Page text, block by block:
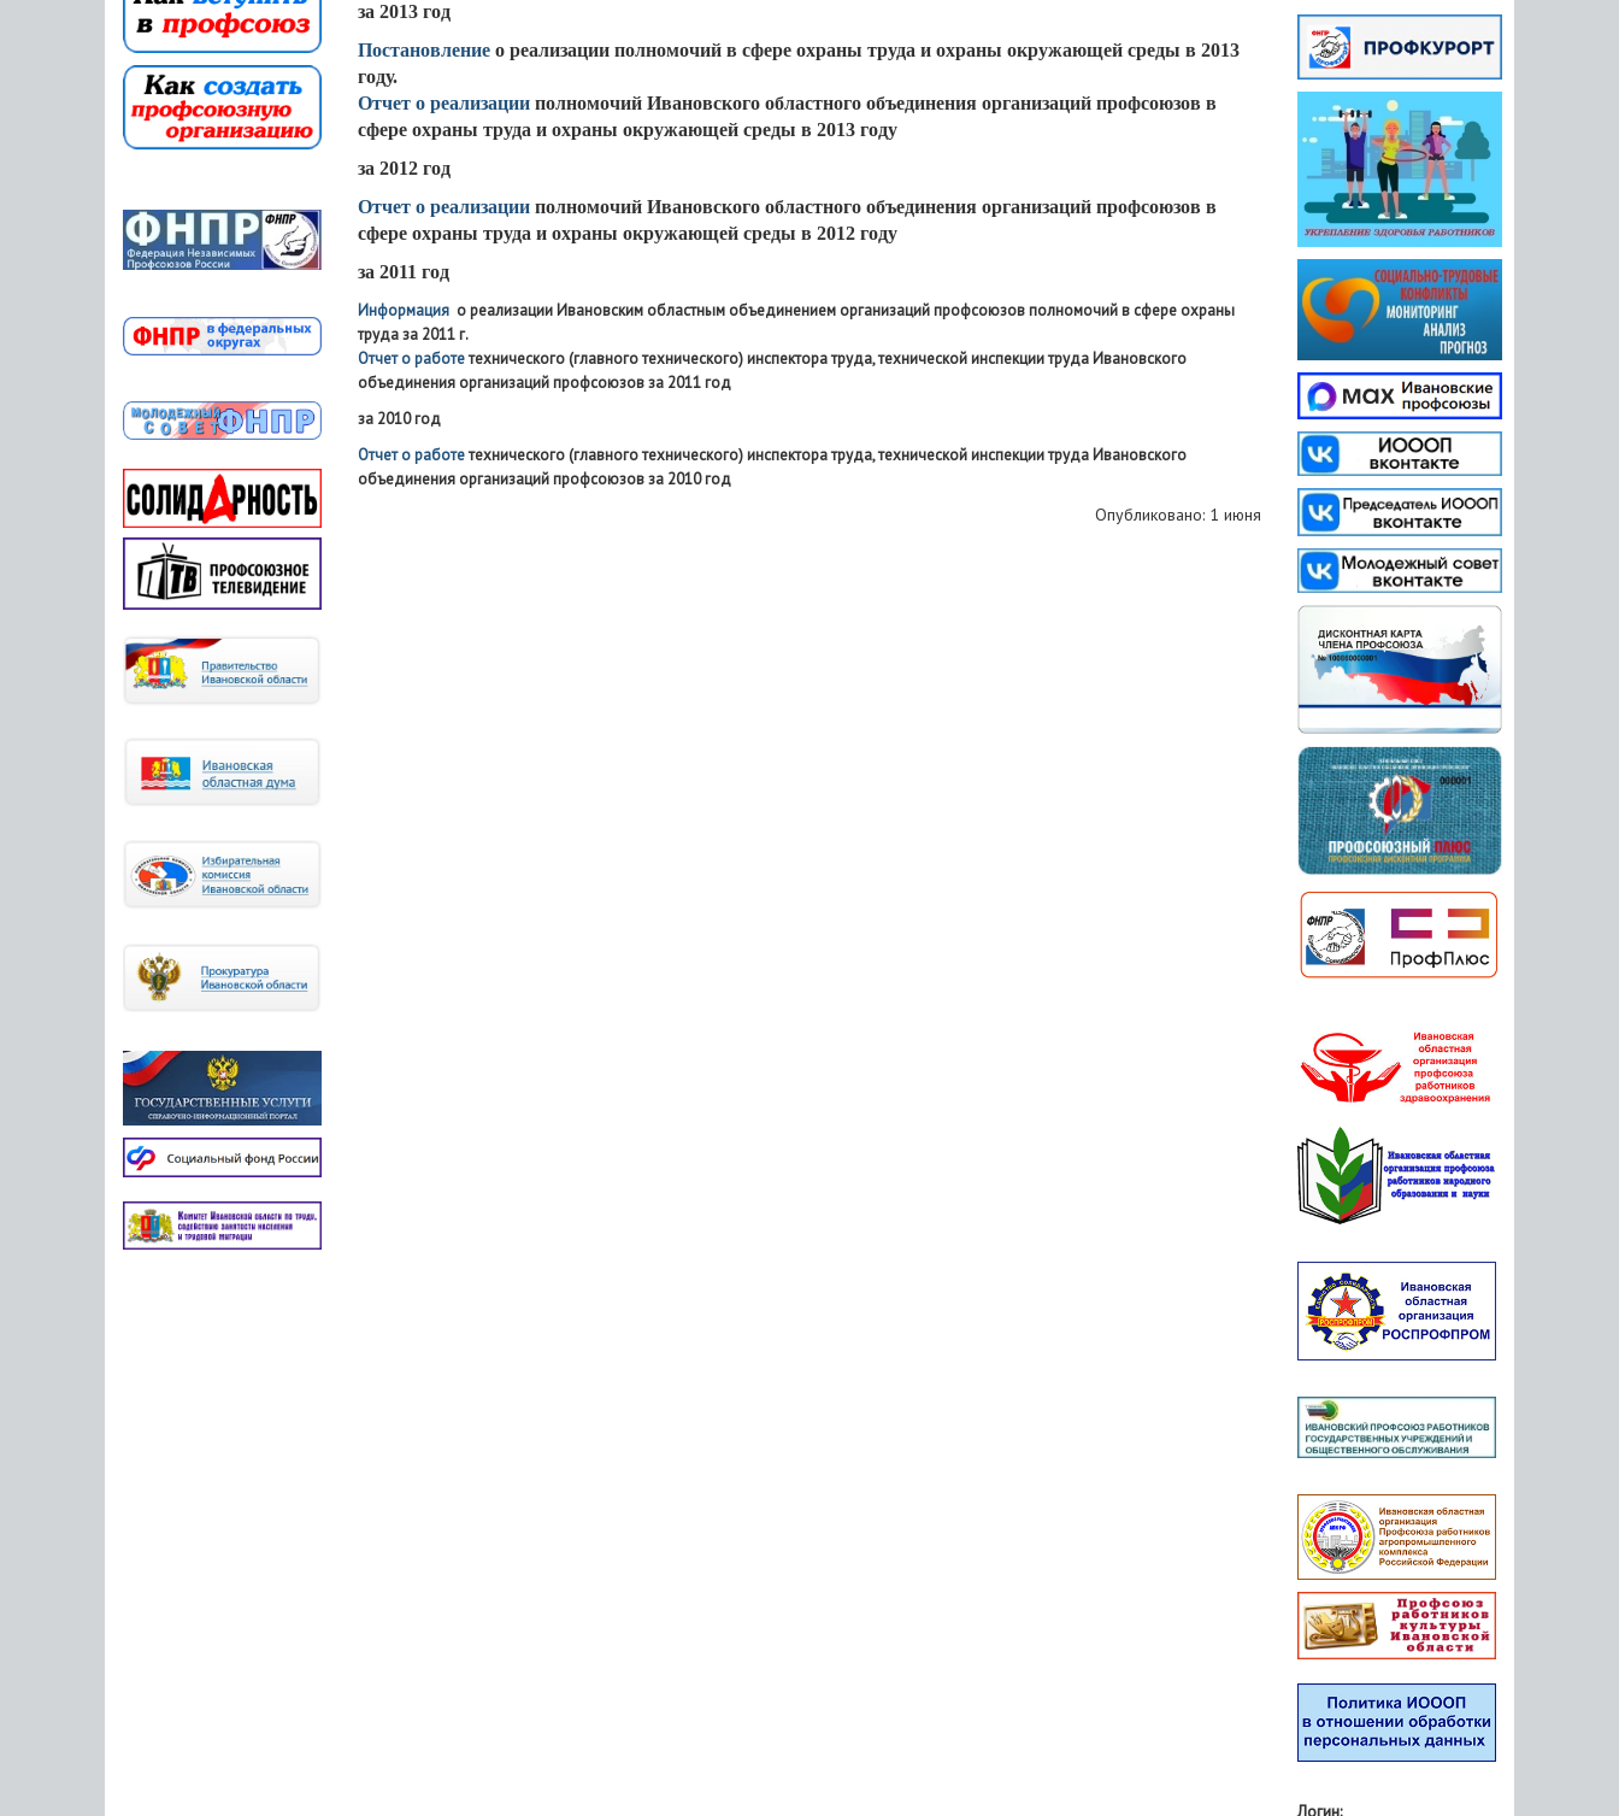
за 2013 год
Постановление о реализации полномочий в сфере охраны труда и охраны окружающей среды в 2013
году.
Отчет о реализации полномочий Ивановского областного объединения организаций профсоюзов в
сфере охраны труда и охраны окружающей среды в 2013 году
за 2012 год
Отчет о реализации полномочий Ивановского областного объединения организаций профсоюзов в
сфере охраны труда и охраны окружающей среды в 2012 году
за 2011 год
Информация о реализации Ивановским областным объединением организаций профсоюзов полномочий в сфере охраны
труда за 2011 г.
Отчето работетехнического (главного технического) инспектора труда, технической инспекции труда Ивановского
объединения организаций профсоюзовза 2011 год
за 2010 год
Отчето работетехнического (главного технического) инспектора труда, технической инспекции труда Ивановского
объединения организаций профсоюзовза 2010 год
Опубликовано: 1 июня
Логин: